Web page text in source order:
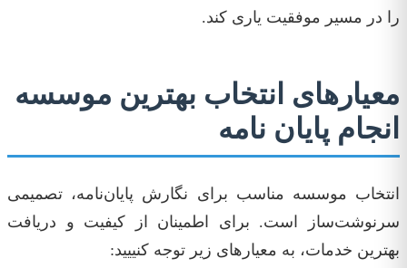
را در مسیر موفقیت یاری کند.
معیارهای انتخاب بهترین موسسه
انجام پایان نامه
انتخاب موسسه مناسب برای نگارش پایان‌نامه، تصمیمی
سرنوشت‌ساز است. برای اطمینان از کیفیت و دریافت
بهترین خدمات، به معیارهای زیر توجه کنییید: